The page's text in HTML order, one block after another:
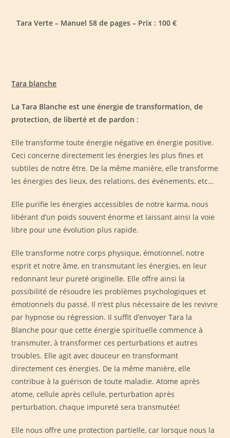
Tara Verte – Manuel 58 de pages – Prix : 100 €
Tara blanche
La Tara Blanche est une énergie de transformation, de
protection, de liberté et de pardon :
Elle transforme toute énergie négative en énergie positive.
Ceci concerne directement les énergies les plus fines et
subtiles de notre être. De la même manière, elle transforme
les énergies des lieux, des relations, des événements, etc…
Elle purifie les énergies accessibles de notre karma, nous
libérant d’un poids souvent énorme et laissant ainsi la voie
libre pour une évolution plus rapide.
Elle transforme notre corps physique, émotionnel, notre
esprit et notre âme, en transmutant les énergies, en leur
redonnant leur pureté originelle. Elle offre ainsi la
possibilité de résoudre les problèmes psychologiques et
émotionnels du passé. Il n’est plus nécessaire de les revivre
par hypnose ou régression. Il suffit d’envoyer Tara la
Blanche pour que cette énergie spirituelle commence à
transmuter, à transformer ces perturbations et autres
troubles. Elle agit avec douceur en transformant
directement ces énergies. De la même manière, elle
contribue à la guérison de toute maladie. Atome après
atome, cellule après cellule, perturbation après
perturbation, chaque impureté sera transmutée!
Elle nous offre une protection partielle, car lorsque nous la